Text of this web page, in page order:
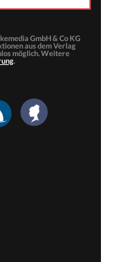
GmbH & Co KG
aus dem Verlag
möglich. Weitere
.